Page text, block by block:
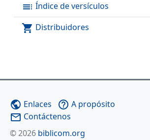
toc Índice de versículos
shopping_cart Distribuidores
public Enlaces help_outline A propósito
mail_outline Contáctenos
© 2026 biblicom.org